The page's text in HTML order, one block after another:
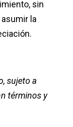
sin
la
sujeto a
términos y